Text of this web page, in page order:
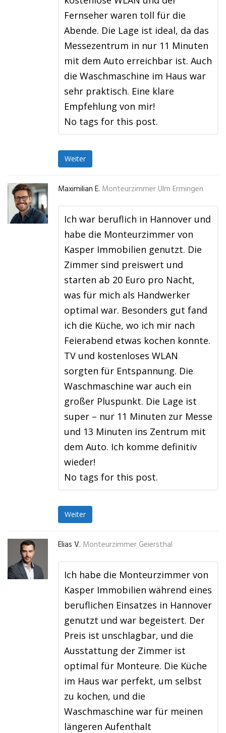
Fernseher waren toll für die
Abende. Die Lage ist ideal, da das
Messezentrum in nur 11 Minuten
mit dem Auto erreichbar ist. Auch
die Waschmaschine im Haus war
sehr praktisch. Eine klare
Empfehlung von mir!
No tags for this post.
Weiter
Maximilian E. Monteurzimmer Ulm Ermingen
Ich war beruflich in Hannover und
habe die Monteurzimmer von
Kasper Immobilien genutzt. Die
Zimmer sind preiswert und
starten ab 20 Euro pro Nacht,
was für mich als Handwerker
optimal war. Besonders gut fand
ich die Küche, wo ich mir nach
Feierabend etwas kochen konnte.
TV und kostenloses WLAN
sorgten für Entspannung. Die
Waschmaschine war auch ein
großer Pluspunkt. Die Lage ist
super – nur 11 Minuten zur Messe
und 13 Minuten ins Zentrum mit
dem Auto. Ich komme definitiv
wieder!
No tags for this post.
Weiter
Elias V. Monteurzimmer Geiersthal
Ich habe die Monteurzimmer von
Kasper Immobilien während eines
beruflichen Einsatzes in Hannover
genutzt und war begeistert. Der
Preis ist unschlagbar, und die
Ausstattung der Zimmer ist
optimal für Monteure. Die Küche
im Haus war perfekt, um selbst
zu kochen, und die
Waschmaschine war für meinen
längeren Aufenthalt